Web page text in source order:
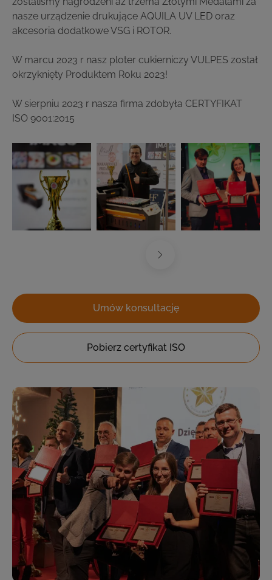
nasze urządzenie drukujące ​​AQUILA UV LED oraz
akcesoria dodatkowe ​​VSG i ROTOR.
W marcu 2023 r nasz ploter cukierniczy VULPES został
okrzyknięty Produktem Roku 2023!
W sierpniu 2023 r nasza firma zdobyła CERTYFIKAT
ISO 9001:2015
Umów konsultację
Pobierz certyfikat ISO